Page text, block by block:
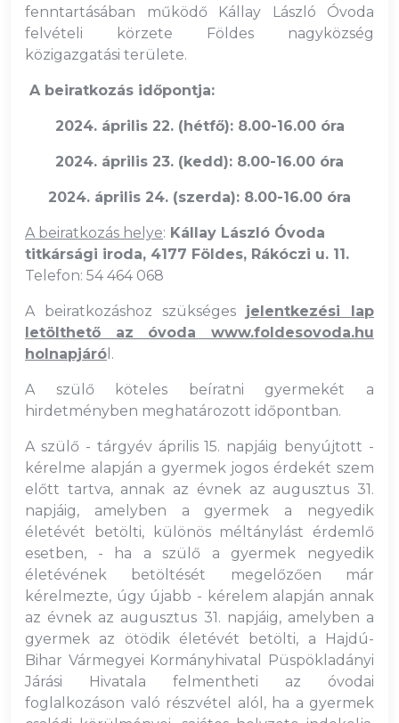
fenntartásában működő Kállay László Óvoda
felvételi körzete Földes nagyközség
közigazgatási területe.
A beiratkozás időpontja:
2024. április 22. (hétfő): 8.00-16.00 óra
2024. április 23. (kedd): 8.00-16.00 óra
2024. április 24. (szerda): 8.00-16.00 óra
A beiratkozás helye: Kállay László Óvoda
titkársági iroda, 4177 Földes, Rákóczi u. 11.
Telefon: 54 464 068
A beiratkozáshoz szükséges jelentkezési lap
letölthető az óvoda www.foldesovoda.hu
holnapjáró l.
A szülő köteles beíratni gyermekét a
hirdetményben meghatározott időpontban.
A szülő - tárgyév április 15. napjáig benyújtott -
kérelme alapján a gyermek jogos érdekét szem
előtt tartva, annak az évnek az augusztus 31.
napjáig, amelyben a gyermek a negyedik
életévét betölti, különös méltánylást érdemlő
esetben, - ha a szülő a gyermek negyedik
életévének betöltését megelőzően már
kérelmezte, úgy újabb - kérelem alapján annak
az évnek az augusztus 31. napjáig, amelyben a
gyermek az ötödik életévét betölti, a Hajdú-
Bihar Vármegyei Kormányhivatal Püspökladányi
Járási Hivatala felmentheti az óvodai
foglalkozáson való részvétel alól, ha a gyermek